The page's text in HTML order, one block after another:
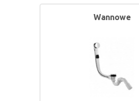
Wannowe